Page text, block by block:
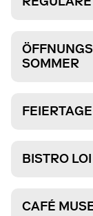
SOMMER
FEIERTAGE
BISTRO LOI
CAFÉ